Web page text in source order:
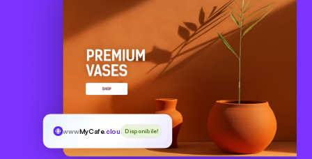
wwwMyCafe.cloud Disponibile!